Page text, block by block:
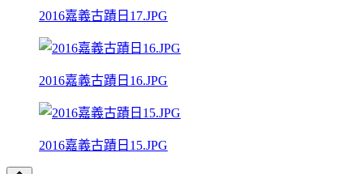
2016嘉義古蹟日17.JPG
2016嘉義古蹟日16.JPG
2016嘉義古蹟日15.JPG